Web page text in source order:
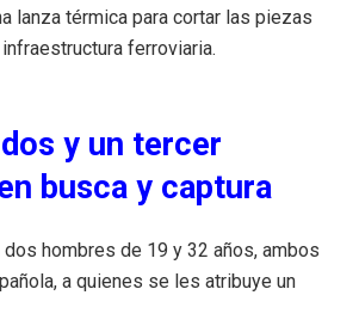
lanza térmica para cortar las piezas
ferroviaria.
y un tercer
busca y captura
hombres de 19 y 32 años, ambos
a quienes se les atribuye un